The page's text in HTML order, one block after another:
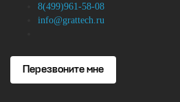
8(499)961-58-08
info@grattech.ru
Перезвоните мне